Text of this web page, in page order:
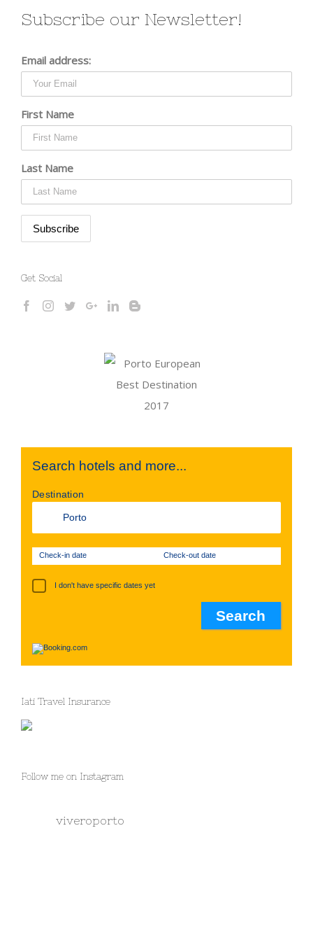
Subscribe our Newsletter!
Email address:
First Name
Last Name
Get Social
Search hotels and more...
Destination
Check-in date Check-out date
I don't have specific dates yet
Iati Travel Insurance
Follow me on Instagram
viveroporto